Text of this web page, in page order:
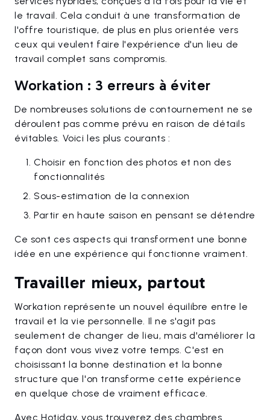
le travail. Cela conduit à une transformation de
l'offre touristique, de plus en plus orientée vers
ceux qui veulent faire l'expérience d'un lieu de
travail complet sans compromis.
Workation : 3 erreurs à éviter
De nombreuses solutions de contournement ne se
déroulent pas comme prévu en raison de détails
évitables. Voici les plus courants :
Choisir en fonction des photos et non des
fonctionnalités
Sous-estimation de la connexion
Partir en haute saison en pensant se détendre
Ce sont ces aspects qui transforment une bonne
idée en une expérience qui fonctionne vraiment.
Travailler mieux, partout
Workation représente un nouvel équilibre entre le
travail et la vie personnelle. Il ne s'agit pas
seulement de changer de lieu, mais d'améliorer la
façon dont vous vivez votre temps. C'est en
choisissant la bonne destination et la bonne
structure que l'on transforme cette expérience
en quelque chose de vraiment efficace.
Avec Hotiday, vous trouverez des chambres